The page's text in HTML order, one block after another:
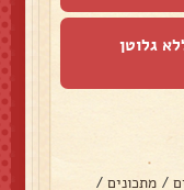
גלוטן
/ מתכונים /